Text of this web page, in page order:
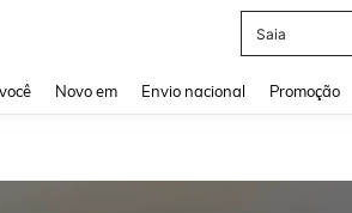
Saia
Novo em Envio nacional Promoção